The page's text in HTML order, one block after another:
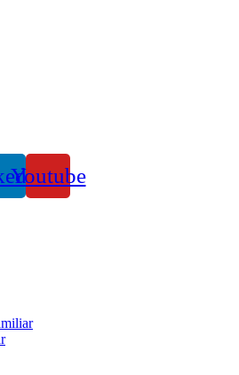
Youtube